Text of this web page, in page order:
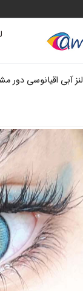
لنز آبی اقیانوسی دور